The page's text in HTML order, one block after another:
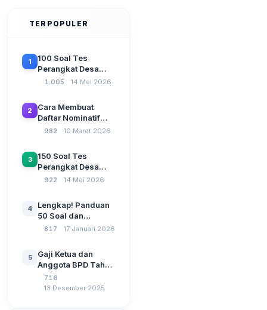
TERPOPULER
1
100 Soal Tes
Perangkat Desa
Terbaru 2026
CAT Berbasis UU
Desa No. 3 Tahun
2024
1.005 14 Mei 2026
2
Cara Membuat
Daftar Nominatif
Siltap di Aplikasi
SPP Pencairan
Dana Desa
982 10 Maret 2026
3
150 Soal Tes
Perangkat Desa
2026: Administrasi
Kebangsaan, dan
Komputer Beserta
Jawaban Paling
922 14 Mei 2026
4
Lengkap! Panduan
50 Soal dan
Jawaban Tes
Berdasarkan UU No
3 Tahun 2024
817 17 Januari 2026
5
Gaji Ketua dan
Anggota BPD Tahun
2026, Berapa
Besarannya? Ada
716
13 Desember 2025